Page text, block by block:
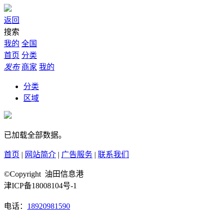
返回
搜索
我的 全国
首页 分类
发布 商家 我的
分类
区域
已加载全部数据。
首页 | 网站简介 | 广告服务 | 联系我们
©Copyright 油田信息港
津ICP备18008104号-1
电话： 18920981590